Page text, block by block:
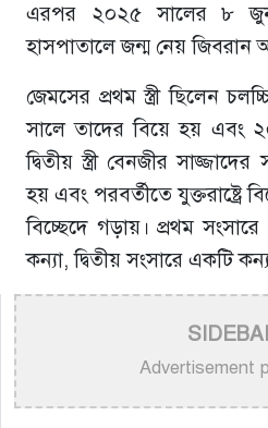
এরপর ২০২৫ সালের ৮ জুন
হাসপাতালে জন্ম নেয় জিবরান
জেমসের প্রথম স্ত্রী ছিলেন
সালে তাদের বিয়ে হয় এবং
দ্বিতীয় স্ত্রী বেনজীর
হয় এবং পরবর্তীতে যুক্তরাষ্ট্রে
বিচ্ছেদে গড়ায়। প্রথম
কন্যা, দ্বিতীয় সংসারে একটি
Advertisement